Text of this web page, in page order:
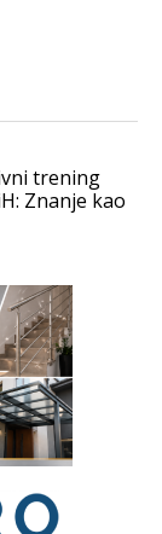
trening
Znanje kao